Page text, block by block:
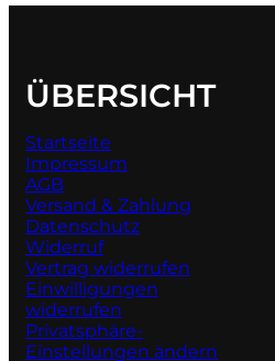
ÜBERSICHT
Startseite
Impressum
AGB
Versand & Zahlung
Datenschutz
Widerruf
Vertrag widerrufen
Einwilligungen
widerrufen
Privatsphäre-
Einstellungen ändern